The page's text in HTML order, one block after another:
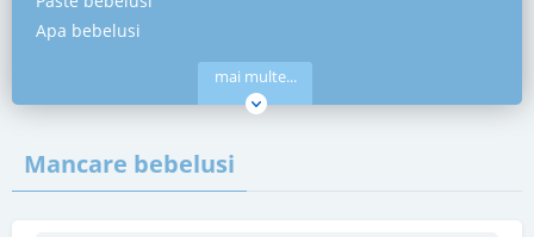
Apa bebelusi
mai multe...
Mancare bebelusi